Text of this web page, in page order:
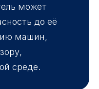
может
до её
машин,
среде.